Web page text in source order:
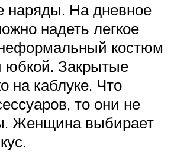
наряды. На дневное
надеть легкое
костюм
юбкой. Закрытые
на каблуке. Что
то они не
Женщина выбирает